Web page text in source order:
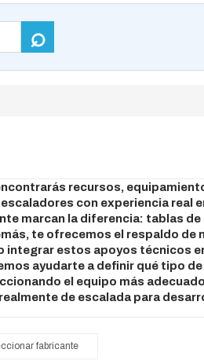
recursos,
con experiencia real
marcan la diferencia: tablas
te ofrecemos el respaldo de
integrar estos apoyos técnicos
ayudarte a definir qué tipo
el equipo más
de escalada para
fabricante